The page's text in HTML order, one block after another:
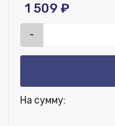
1 509 ₽
-
На сумму: